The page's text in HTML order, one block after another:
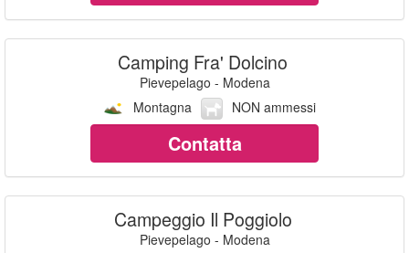
Camping Fra' Dolcino
Pievepelago - Modena
Montagna
NON ammessi
Contatta
Campeggio Il Poggiolo
Pievepelago - Modena